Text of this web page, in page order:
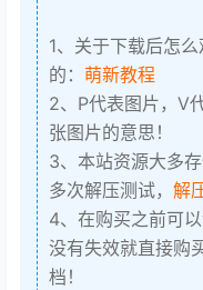
1、关于下载后怎
的： 萌新教程
2、P代表图片，V
张图片的意思！
3、本站资源大多
多次解压测试， 解
4、在购买之前可
没有失效就直接购
档！